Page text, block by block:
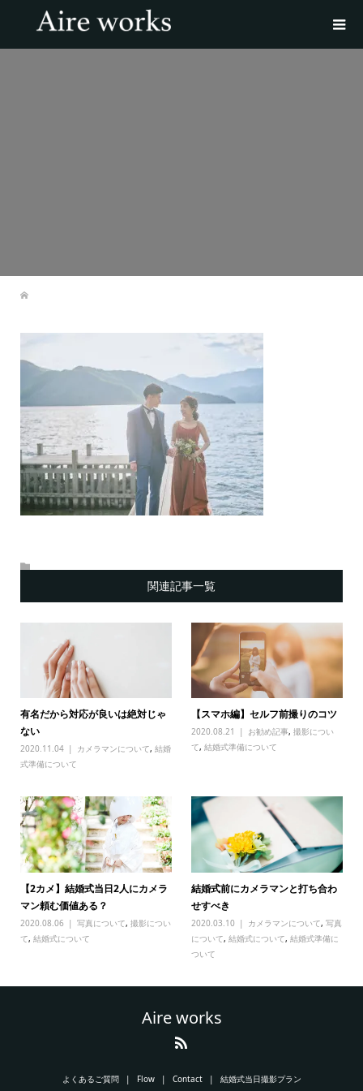
関連記事一覧
有名だから対応が良いは絶対じゃ
ない
2020.11.04 カメラマンについて, 結婚
式準備について
【スマホ編】セルフ前撮りのコツ
2020.08.21 お勧め記事,撮影につい
て,結婚式準備について
【2カメ】結婚式当日2人にカメラ
マン頼む価値ある？
2020.08.06 写真について, 撮影につい
て, 結婚式について
結婚式前にカメラマンと打ち合わ
せすべき
2020.03.10 カメラマンについて,写真
について,結婚式について,結婚式準備に
ついて
Aire works
よくあるご質問 Flow Contact 結婚式当日撮影プラン